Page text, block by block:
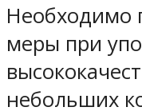
Необходимо
меры при
небольших